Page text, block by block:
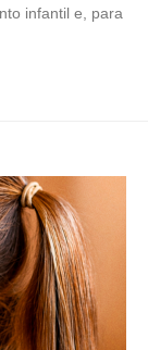
infantil e, para